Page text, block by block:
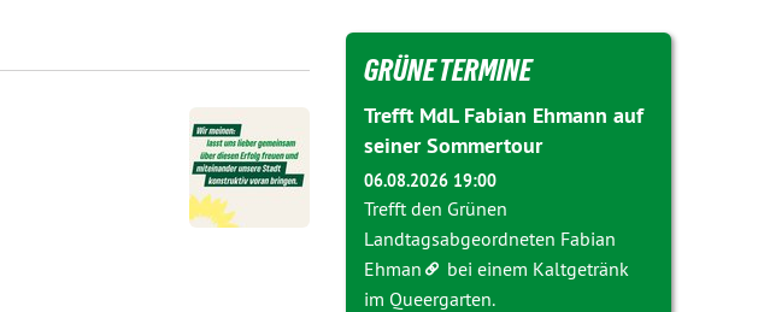
GRÜNE TERMINE
Trefft MdL Fabian Ehmann auf
seiner Sommertour
06.08.2026 19:00
Trefft den Grünen
Landtagsabgeordneten Fabian
Ehman
bei einem Kaltgetränk
im Queergarten.